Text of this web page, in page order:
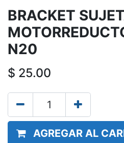
BRACKET
N20
$ 25.00
AGREGAR AL